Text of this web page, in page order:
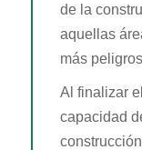
de la
aquellas
más
Al finalizar
capacidad